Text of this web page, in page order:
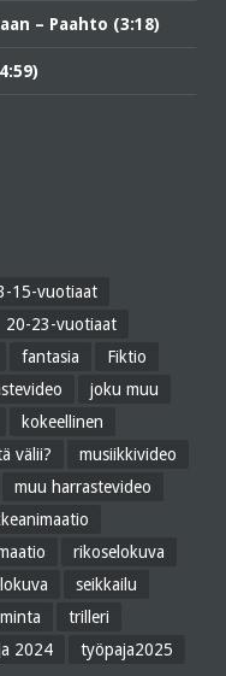
– Paahto (3:18)
15-vuotiaat
20-23-vuotiaat
fantasia
Fiktio
joku muu
kokeellinen
välii?
musiikkivideo
muu harrastevideo
rikoselokuva
seikkailu
trilleri
2024
työpaja2025